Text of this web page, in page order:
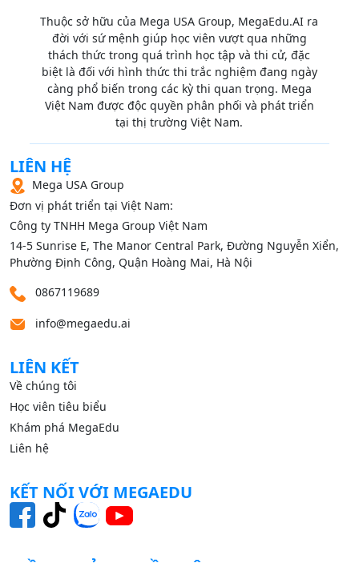
Thuộc sở hữu của Mega USA Group, MegaEdu.AI ra
đời với sứ mệnh giúp học viên vượt qua những
thách thức trong quá trình học tập và thi cử, đặc
biệt là đối với hình thức thi trắc nghiệm đang ngày
càng phổ biến trong các kỳ thi quan trọng. Mega
Việt Nam được độc quyền phân phối và phát triển
tại thị trường Việt Nam.
LIÊN HỆ
Mega USA Group
Đơn vị phát triển tại Việt Nam:
Công ty TNHH Mega Group Việt Nam
14‑5 Sunrise E, The Manor Central Park, Đường Nguyễn Xiển,
Phường Định Công, Quận Hoàng Mai, Hà Nội
0867119689
info@megaedu.ai
LIÊN KẾT
Về chúng tôi
Học viên tiêu biểu
Khám phá MegaEdu
Liên hệ
KẾT NỐI VỚI MEGAEDU